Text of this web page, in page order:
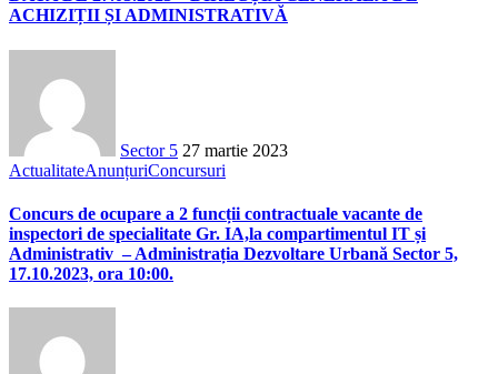
ACHIZIȚII ȘI ADMINISTRATIVĂ
Sector 5 27 martie 2023
ActualitateAnunțuriConcursuri
Concurs de ocupare a 2 funcții contractuale vacante de
inspectori de specialitate Gr. IA,la compartimentul IT și
Administrativ – Administrația Dezvoltare Urbană Sector 5,
17.10.2023, ora 10:00.